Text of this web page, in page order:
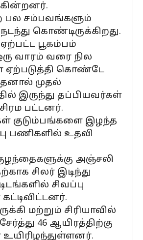
பல சம்பவங்களும்
நடந்து கொண்டிருக்கிறது.
ஏற்பட்ட பூகம்பம்
வாரம் வரை நில
ஏற்படுத்தி கொண்டே
முதல்
இருந்து தப்பியவர்கள்
பட்டனர்.
குடும்பங்களை இழந்த
பணிகளில் உதவி
அஞ்சலி
சிலர் இடிந்து
சிவப்பு
மற்றும் சிரியாவில்
46 ஆயிரத்திற்கு